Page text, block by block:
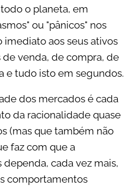
o planeta, em
ou "pânicos" nos
imediato aos seus ativos
de venda, de compra, de
e tudo isto em segundos.
dos mercados é cada
da racionalidade quase
(mas que também não
faz com que a
cada vez mais,
comportamentos